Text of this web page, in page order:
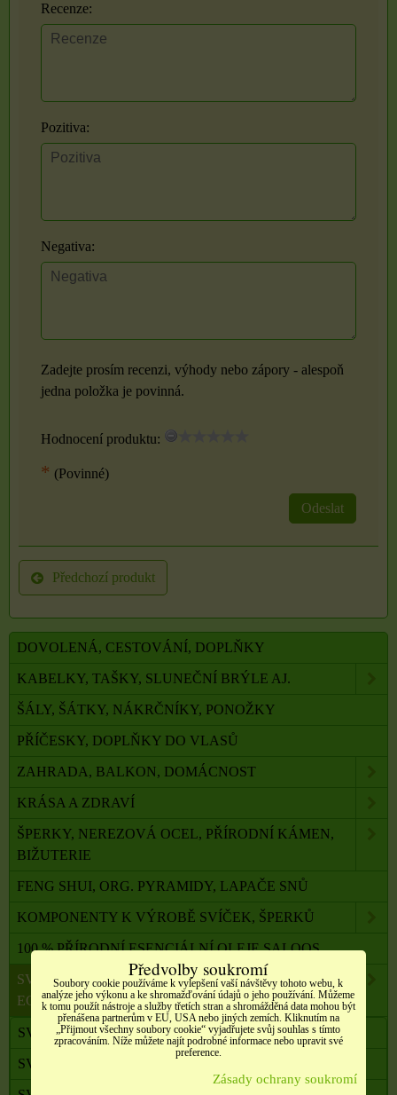
Recenze:
Pozitiva:
Negativa:
Zadejte prosím recenzi, výhody nebo zápory - alespoň
jedna položka je povinná.
Hodnocení produktu:
* (Povinné)
Odeslat
Předchozí produkt
DOVOLENÁ, CESTOVÁNÍ, DOPLŇKY
KABELKY, TAŠKY, SLUNEČNÍ BRÝLE AJ.
ŠÁLY, ŠÁTKY, NÁKRČNÍKY, PONOŽKY
PŘÍČESKY, DOPLŇKY DO VLASŮ
ZAHRADA, BALKON, DOMÁCNOST
KRÁSA A ZDRAVÍ
ŠPERKY, NEREZOVÁ OCEL, PŘÍRODNÍ KÁMEN,
BIŽUTERIE
FENG SHUI, ORG. PYRAMIDY, LAPAČE SNŮ
KOMPONENTY K VÝROBĚ SVÍČEK, ŠPERKŮ
100 % PŘÍRODNÍ ESENCIÁLNÍ OLEJE SALOOS
SVÍČKY Z PALMOVÉHO A SÓJOVÉHO VOSKU
ECO
SVÍČKY S RITUÁLEM
SVÍČKY RITUÁLNÍ S RUNAMI
Předvolby soukromí
Soubory cookie používáme k vylepšení vaší návštěvy tohoto webu, k
analýze jeho výkonu a ke shromažďování údajů o jeho používání. Můžeme
k tomu použít nástroje a služby třetích stran a shromážděná data mohou být
přenášena partnerům v EU, USA nebo jiných zemích. Kliknutím na
„Přijmout všechny soubory cookie“ vyjadřujete svůj souhlas s tímto
zpracováním. Níže můžete najít podrobné informace nebo upravit své
preference.
Zásady ochrany soukromí